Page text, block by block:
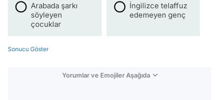
Arabada şarkı
söyleyen
çocuklar
İngilizce telaffuz
edemeyen genç
Sonucu Göster
Yorumlar ve Emojiler Aşağıda